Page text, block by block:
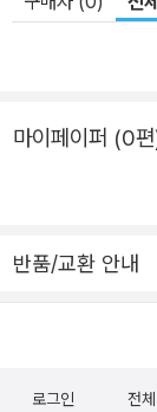
마이페이퍼 (0
반품/교환 안내
로그인 전